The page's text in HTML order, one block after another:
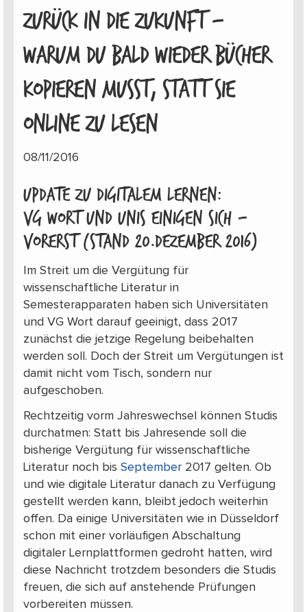
ZURÜCK IN DIE ZUKUNFT –
WARUM DU BALD WIEDER BÜCHER
KOPIEREN MUSST, STATT SIE
ONLINE ZU LESEN
08/11/2016
Update zu digitalem Lernen:
VG Wort und Unis einigen sich –
vorerst (Stand 20.Dezember 2016)
Im Streit um die Vergütung für
wissenschaftliche Literatur in
Semesterapparaten haben sich Universitäten
und VG Wort darauf geeinigt, dass 2017
zunächst die jetzige Regelung beibehalten
werden soll. Doch der Streit um Vergütungen ist
damit nicht vom Tisch, sondern nur
aufgeschoben.
Rechtzeitig vorm Jahreswechsel können Studis
durchatmen: Statt bis Jahresende soll die
bisherige Vergütung für wissenschaftliche
Literatur noch bis September2017 gelten. Ob
und wie digitale Literatur danach zu Verfügung
gestellt werden kann, bleibt jedoch weiterhin
offen. Da einige Universitäten wie in Düsseldorf
schon mit einer vorläufigen Abschaltung
digitaler Lernplattformen gedroht hatten, wird
diese Nachricht trotzdem besonders die Studis
freuen, die sich auf anstehende Prüfungen
vorbereiten müssen.